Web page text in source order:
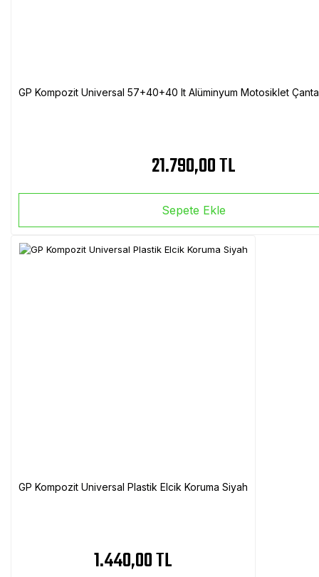
GP Kompozit Universal 57+40+40 lt Alüminyum Motosiklet
21.790,00 TL
Sepete Ekle
GP Kompozit Universal Plastik Elcik Koruma Siyah
1.440,00 TL